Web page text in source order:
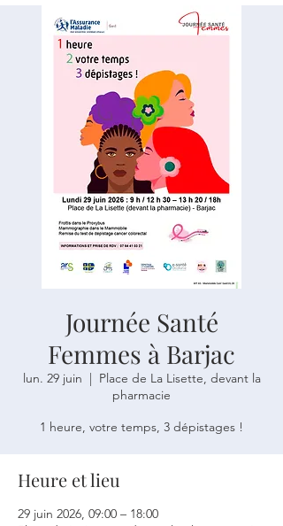
Journée Santé
Femmes à Barjac
lun. 29 juin
  |
Place de La Lisette, devant la
pharmacie
1 heure, votre temps, 3 dépistages !
Heure et lieu
29 juin 2026, 09:00 – 18:00